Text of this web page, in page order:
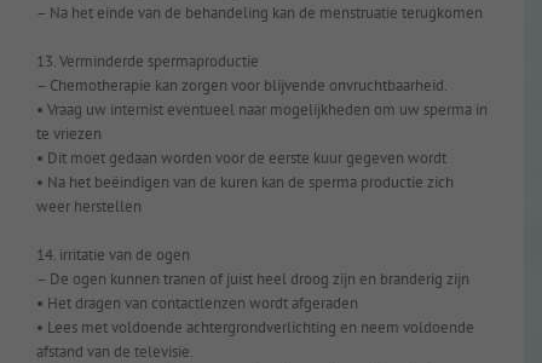
– Na het einde van de behandeling kan de menstruatie terugkomen
13. Verminderde spermaproductie
– Chemotherapie kan zorgen voor blijvende onvruchtbaarheid.
• Vraag uw internist eventueel naar mogelijkheden om uw sperma in
te vriezen
• Dit moet gedaan worden voor de eerste kuur gegeven wordt
• Na het beëindigen van de kuren kan de sperma productie zich
weer herstellen
14. irritatie van de ogen
– De ogen kunnen tranen of juist heel droog zijn en branderig zijn
• Het dragen van contactlenzen wordt afgeraden
• Lees met voldoende achtergrondverlichting en neem voldoende
afstand van de televisie.